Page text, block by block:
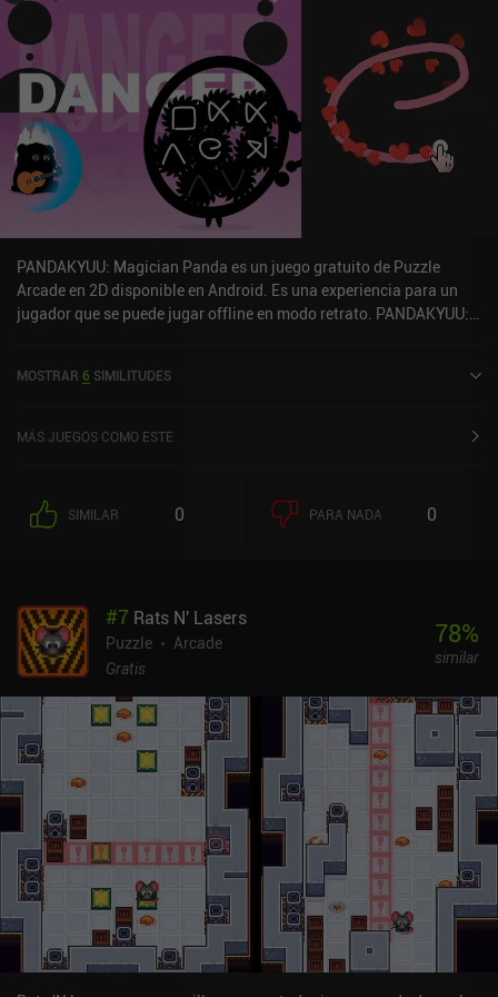
"superpoderes" que ayudan mucho a superar niveles difíciles. Si
prefieres ver anuncios entre niveles en lugar de pagar, también hay
una versión GRATUITA del juego. Sea cual sea tu preferencia, no
dejes de probar Cut the Rope: Experiments: es uno de esos juegos
para móvil que todo el mundo debería probar al menos una vez.
PANDAKYUU: Magician Panda es un juego gratuito de Puzzle
Arcade en 2D disponible en Android. Es una experiencia para un
jugador que se puede jugar offline en modo retrato. PANDAKYUU:
MOSTRAR 6 SIMILITUDES
MÁS JUEGOS COMO ESTE
SIMILAR 0 PARA NADA 0
#7 Rats N' Lasers
Puzzle
Arcade
Gratis
78%
similar